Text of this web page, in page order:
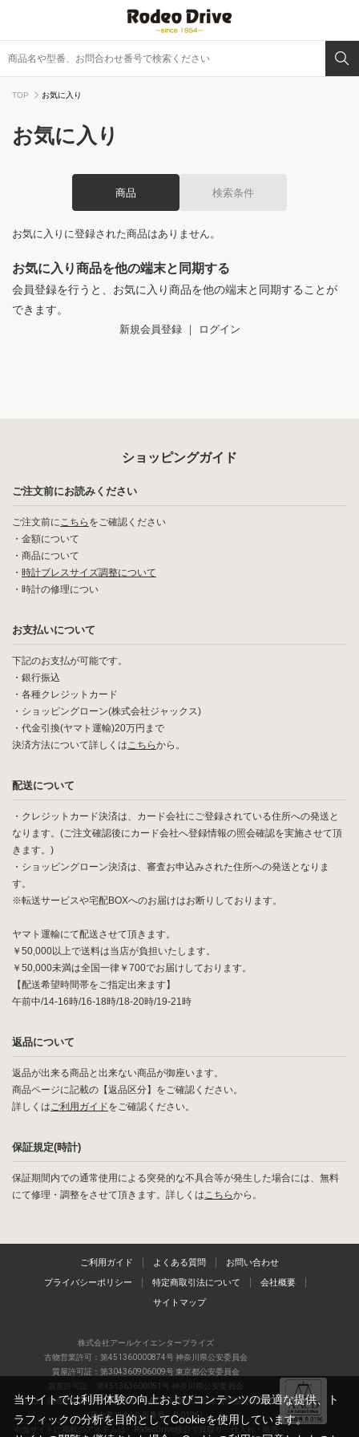
TOP お気に入り
お気に入り
商品 検索条件
お気に入りに登録された商品はありません。
お気に入り商品を他の端末と同期する
会員登録を行うと、お気に入り商品を他の端末と同期することが
できます。
新規会員登録｜ ログイン
ショッピングガイド
ご注文前にお読みください
ご注文前にこちら をご確認ください
・ 金額について
・ 商品について
・ 時計ブレスサイズ調整について
・ 時計の修理につい
お支払いについて
下記のお支払が可能です。
・銀行振込
・各種クレジットカード
・ショッピングローン(株式会社ジャックス)
・代金引換(ヤマト運輸)20万円まで
決済方法について詳しくはこちらから。
配送について
・クレジットカード決済は、カード会社にご登録されている住所への発送と
なります。(ご注文確認後にカード会社へ登録情報の照会確認を実施させて頂
きます。)
・ショッピングローン決済は、審査お申込みされた住所への発送となりま
す。
※転送サービスや宅配BOXへのお届けはお断りしております。
ヤマト運輸にて配送させて頂きます。
￥50,000以上で送料は当店が負担いたします。
￥50,000未満は全国一律￥700でお届けしております。
【配送希望時間帯をご指定出来ます】
午前中/14-16時/16-18時/18-20時/19-21時
返品について
返品が出来る商品と出来ない商品が御座います。
商品ページに記載の【返品区分】をご確認ください。
詳しくはご利用ガイドをご確認ください。
保証規定(時計)
保証期間内での通常使用による突発的な不具合等が発生した場合には、無料
にて修理・調整をさせて頂きます。詳しくはこちらから。
ご利用ガイド よくある質問 お問い合わせ
プライバシーポリシー 特定商取引法について 会社概要
サイトマップ
株式会社アールケイエンタープライズ
古物営業許可：第451360000874号 神奈川県公安委員会
質屋許可証：第304360906009号 東京都公安委員会
質屋許可証：第451363600051号 神奈川県公安委員会
当店は、偽造品の流通防止を目指すAACD(日本流通自主管理協会)の正会
員企業です(会員番号：R-0196)
※当サイトに掲載のアイテムは、RodeoDrive独自で買取り・仕入れ・販売
当サイトでは利用体験の向上およびコンテンツの最適な提供、ト
ラフィックの分析を目的としてCookieを使用しています。